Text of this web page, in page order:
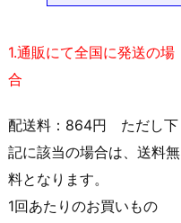
1.通販にて全国に発送の場
合
配送料：864円 ただし下
記に該当の場合は、送料無
料となります。
1回あたりのお買いもの